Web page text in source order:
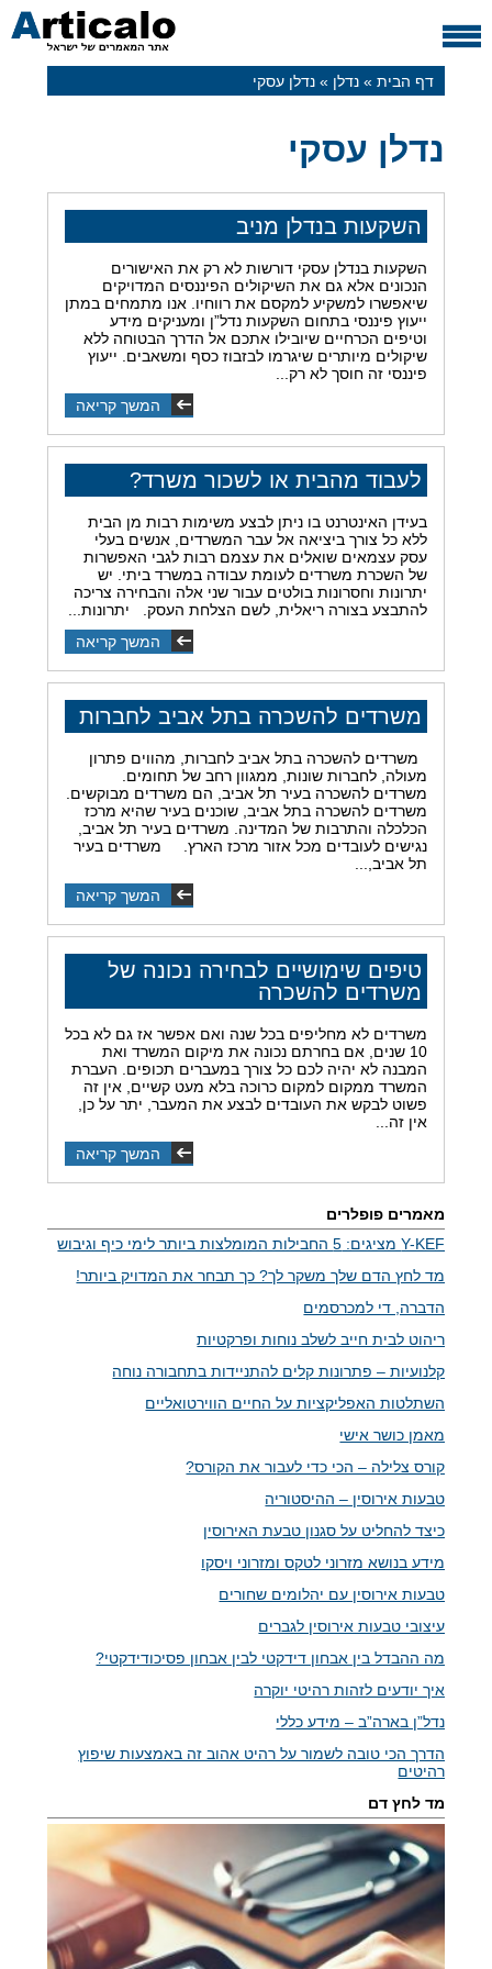
דף הבית» נדלן » נדלן עסקי
נדלן עסקי
השקעות בנדלן מניב
השקעות בנדלן עסקי דורשות לא רק את האישורים
הנכונים אלא גם את השיקולים הפיננסים המדויקים
שיאפשרו למשקיע למקסם את רווחיו. אנו מתמחים במתן
ייעוץ פיננסי בתחום השקעות נדל”ן ומעניקים מידע
וטיפים הכרחיים שיובילו אתכם אל הדרך הבטוחה ללא
שיקולים מיותרים שיגרמו לבזבוז כסף ומשאבים. ייעוץ
פיננסי זה חוסך לא רק...
המשך קריאה
לעבוד מהבית או לשכור משרד?
בעידן האינטרנט בו ניתן לבצע משימות רבות מן הבית
ללא כל צורך ביציאה אל עבר המשרדים, אנשים בעלי
עסק עצמאים שואלים את עצמם רבות לגבי האפשרות
של השכרת משרדים לעומת עבודה במשרד ביתי. יש
יתרונות וחסרונות בולטים עבור שני אלה והבחירה צריכה
להתבצע בצורה ריאלית, לשם הצלחת העסק. יתרונות...
המשך קריאה
משרדים להשכרה בתל אביב לחברות
משרדים להשכרה בתל אביב לחברות, מהווים פתרון
מעולה, לחברות שונות, ממגוון רחב של תחומים.
משרדים להשכרה בעיר תל אביב, הם משרדים מבוקשים.
משרדים להשכרה בתל אביב, שוכנים בעיר שהיא מרכז
הכלכלה והתרבות של המדינה. משרדים בעיר תל אביב,
נגישים לעובדים מכל אזור מרכז הארץ. משרדים בעיר
תל אביב,...
המשך קריאה
טיפים שימושיים לבחירה נכונה של
משרדים להשכרה
משרדים לא מחליפים בכל שנה ואם אפשר אז גם לא בכל
10 שנים, אם בחרתם נכונה את מיקום המשרד ואת
המבנה לא יהיה לכם כל צורך במעברים תכופים. העברת
המשרד ממקום למקום כרוכה בלא מעט קשיים, אין זה
פשוט לבקש את העובדים לבצע את המעבר, יתר על כן,
אין זה...
המשך קריאה
מאמרים פופלרים
Y-KEF מציגים: 5 החבילות המומלצות ביותר לימי כיף וגיבוש
מד לחץ הדם שלך משקר לך? כך תבחר את המדויק ביותר!
הדברה, די למכרסמים
ריהוט לבית חייב לשלב נוחות ופרקטיות
קלנועיות – פתרונות קלים להתניידות בתחבורה נוחה
השתלטות האפליקציות על החיים הווירטואליים
מאמן כושר אישי
קורס צלילה – הכי כדי לעבור את הקורס?
טבעות אירוסין – ההיסטוריה
כיצד להחליט על סגנון טבעת האירוסין
מידע בנושא מזרוני לטקס ומזרוני ויסקו
טבעות אירוסין עם יהלומים שחורים
עיצובי טבעות אירוסין לגברים
מה ההבדל בין אבחון דידקטי לבין אבחון פסיכודידקטי?
איך יודעים לזהות רהיטי יוקרה
נדל”ן בארה”ב – מידע כללי
הדרך הכי טובה לשמור על רהיט אהוב זה באמצעות שיפוץ
רהיטים
מד לחץ דם